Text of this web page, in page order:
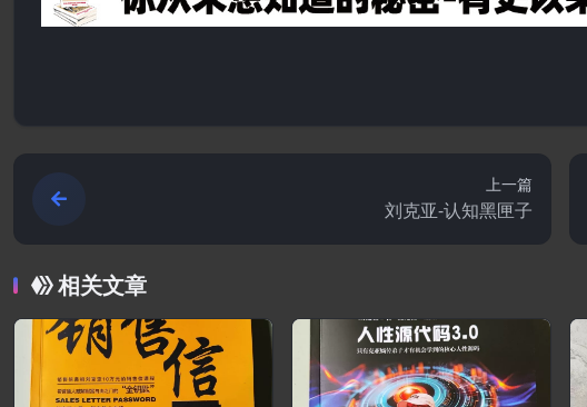
上一篇
刘克亚-认知黑匣子
相关文章